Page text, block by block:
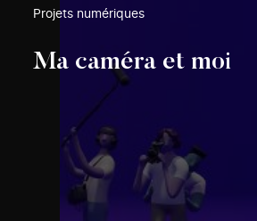
Projets numériques
Ma caméra et moi